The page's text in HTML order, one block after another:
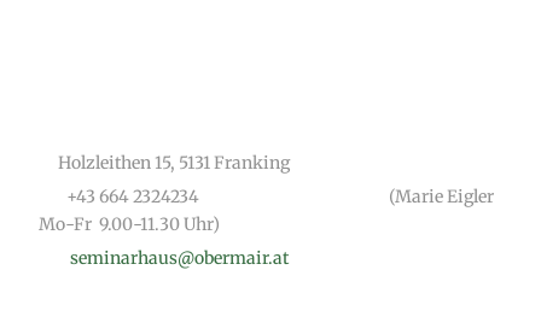
Holzleithen 15, 5131 Franking
+43 664 2324234
(Marie Eigler
Mo-Fr 9.00-11.30 Uhr)
seminarhaus@obermair.at